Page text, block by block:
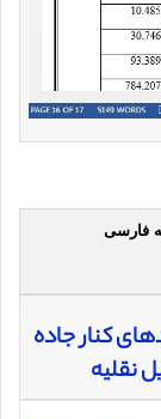
فارسی
کنار جاده
نقلیه